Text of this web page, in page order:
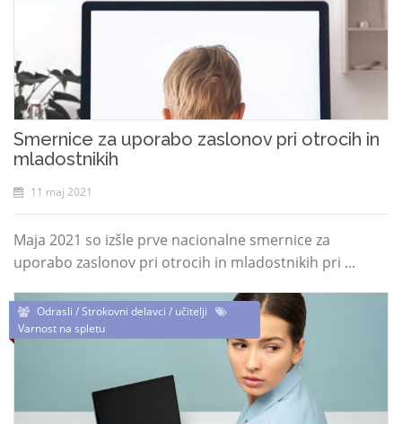
Smernice za uporabo zaslonov pri otrocih in
mladostnikih
11 maj 2021
Maja 2021 so izšle prve nacionalne smernice za
uporabo zaslonov pri otrocih in mladostnikih pri ...
Odrasli / Strokovni delavci / učitelji
Varnost na spletu